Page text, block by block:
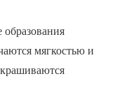
мягкостью и